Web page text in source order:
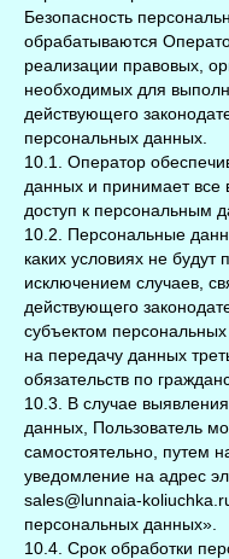
Безопасность
обрабатываются
реализации правовых,
необходимых для
действующего
персональных данных.
10.1. Оператор
данных и принимает
доступ к персональным
10.2. Персональные
каких условиях не
исключением случаев,
действующего
субъектом
на передачу данных
обязательств по
10.3. В случае
данных, Пользователь
самостоятельно, путем
уведомление на адрес
sales@lunnaia-
персональных данных».
10.4. Срок обработки